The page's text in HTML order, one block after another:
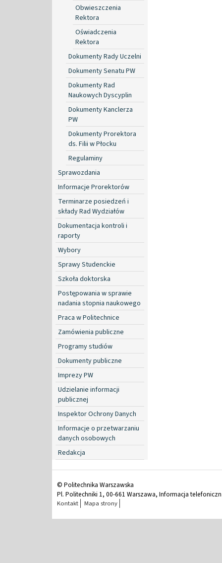
Obwieszczenia
Rektora
Oświadczenia
Rektora
Dokumenty Rady Uczelni
Dokumenty Senatu PW
Dokumenty Rad
Naukowych Dyscyplin
Dokumenty Kanclerza
PW
Dokumenty Prorektora
ds. Filii w Płocku
Regulaminy
Sprawozdania
Informacje Prorektorów
Terminarze posiedzeń i
składy Rad Wydziałów
Dokumentacja kontroli i
raporty
Wybory
Sprawy Studenckie
Szkoła doktorska
Postępowania w sprawie
nadania stopnia naukowego
Praca w Politechnice
Zamówienia publiczne
Programy studiów
Dokumenty publiczne
Imprezy PW
Udzielanie informacji
publicznej
Inspektor Ochrony Danych
Informacje o przetwarzaniu
danych osobowych
Redakcja
© Politechnika Warszawska
Pl. Politechniki 1, 00-661 Warszawa, Informacja
Kontakt Mapa strony